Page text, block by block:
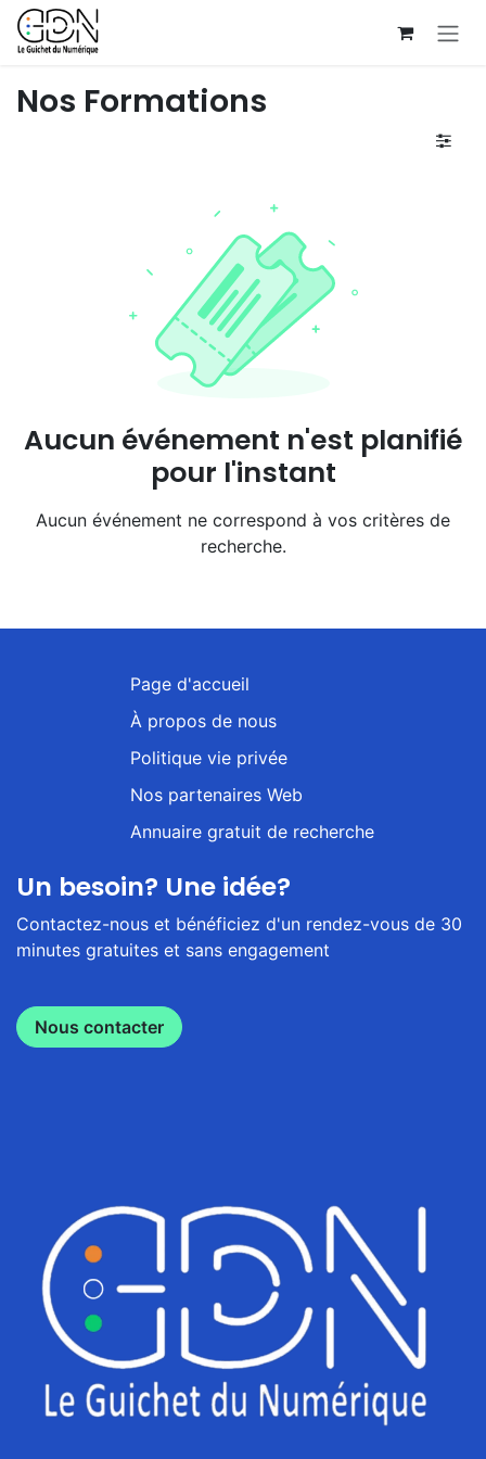
Se rendre au contenu
Nos Formations
Aucun événement n'est planifié
pour l'instant
Aucun événement ne correspond à vos critères de
recherche.
Page d'accueil
À propos de nous
Politique vie privée
Nos partenaires Web
Annuaire gratuit de recherche
Un besoin? Une idée?
Contactez-nous et bénéficiez d'un rendez-vous de 30
minutes gratuites et sans engagement
Nous contacter